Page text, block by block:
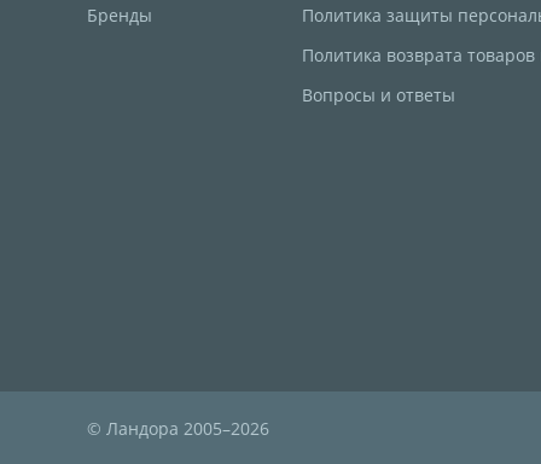
Бренды
Политика защиты
Политика возврата
Вопросы и ответы
© Ландора 2005–2026